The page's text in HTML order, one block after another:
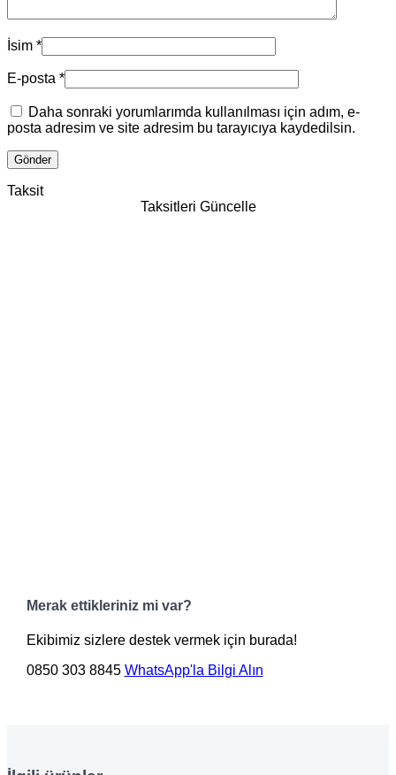
İsim *
E-posta *
Daha sonraki yorumlarımda kullanılması için adım, e-
posta adresim ve site adresim bu tarayıcıya kaydedilsin.
Taksit
Taksitleri Güncelle
Merak ettikleriniz mi var?
Ekibimiz sizlere destek vermek için burada!
0850 303 8845 WhatsApp'la Bilgi Alın